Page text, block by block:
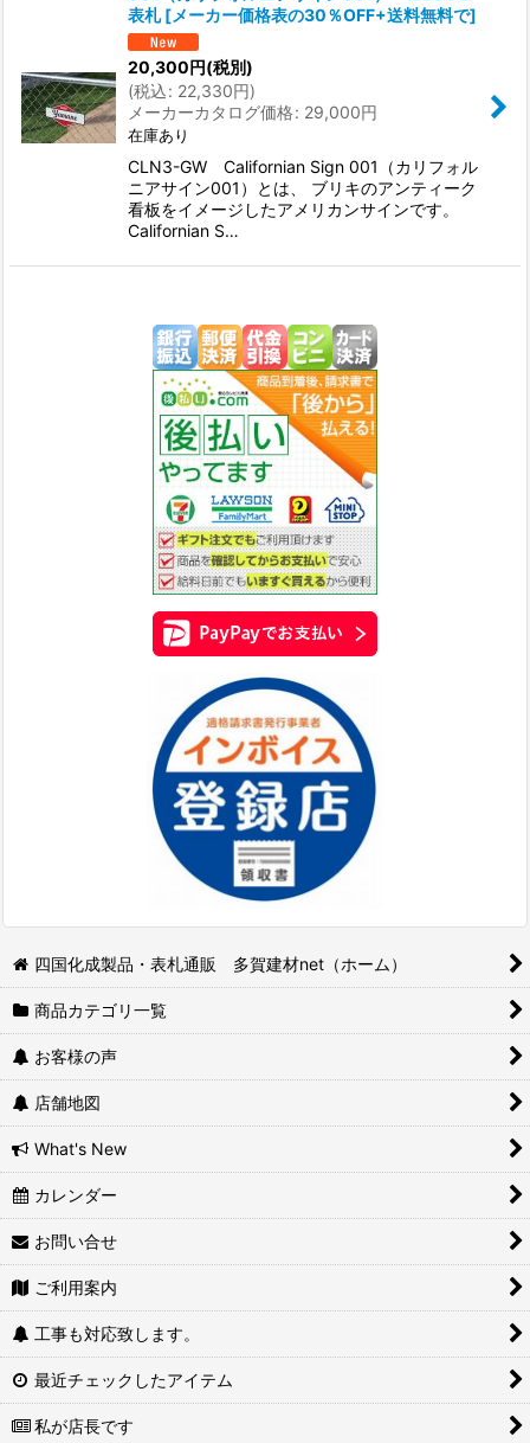
表札 [メーカー価格表の30％OFF+送料無料で]
20,300円(税別)
(税込: 22,330円)
メーカーカタログ価格: 29,000円
在庫あり
CLN3-GW Californian Sign 001（カリフォル
ニアサイン001）とは、 ブリキのアンティーク
看板をイメージしたアメリカンサインです。
Californian S…
四国化成製品・表札通販 多賀建材net（ホーム）
商品カテゴリ一覧
お客様の声
店舗地図
What's New
カレンダー
お問い合せ
ご利用案内
工事も対応致します。
最近チェックしたアイテム
私が店長です